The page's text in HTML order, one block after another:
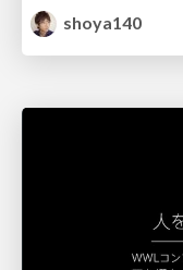
shoya140